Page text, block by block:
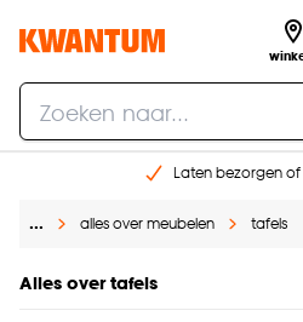
Laten bezorgen
Gratis raam advies en
… alles over meubelen tafels
Alles over tafels